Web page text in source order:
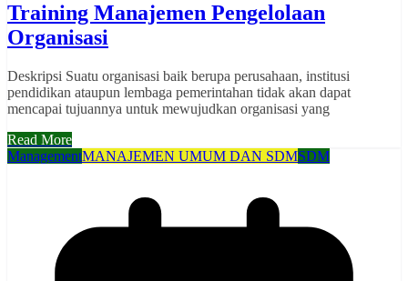
Training Manajemen Pengelolaan
Organisasi
Deskripsi Suatu organisasi baik berupa perusahaan, institusi
pendidikan ataupun lembaga pemerintahan tidak akan dapat
mencapai tujuannya untuk mewujudkan organisasi yang
Read More
ManagementMANAJEMEN UMUM DAN SDMSDM